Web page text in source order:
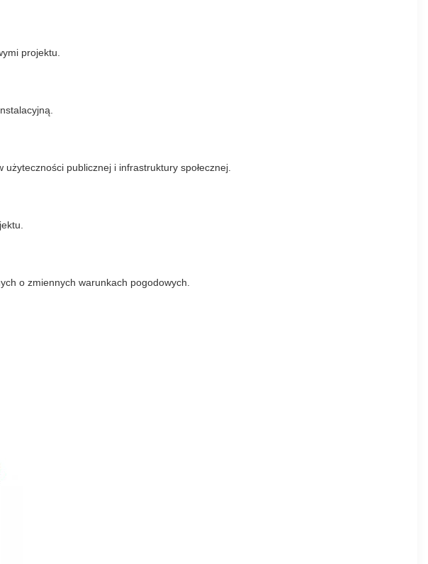
projektu.
publicznej i infrastruktury społecznej.
o zmiennych warunkach pogodowych.